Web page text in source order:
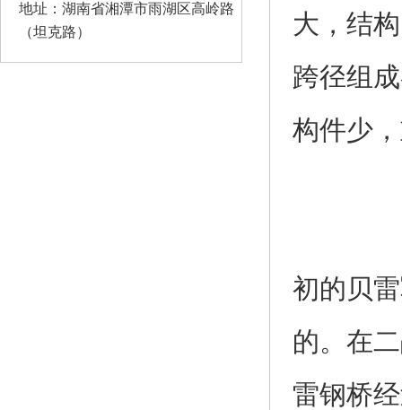
大，结
跨径组
构件少
初的贝
的。在
雷钢桥
地址：湖南省湘潭市雨湖区高岭路
（坦克路）